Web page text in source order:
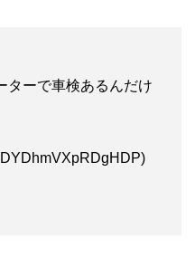
ターで車検あるんだけ